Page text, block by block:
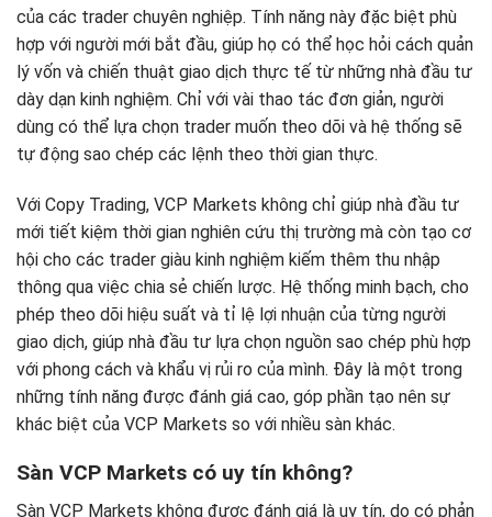
của các trader chuyên nghiệp. Tính năng này đặc biệt phù
hợp với người mới bắt đầu, giúp họ có thể học hỏi cách quản
lý vốn và chiến thuật giao dịch thực tế từ những nhà đầu tư
dày dạn kinh nghiệm. Chỉ với vài thao tác đơn giản, người
dùng có thể lựa chọn trader muốn theo dõi và hệ thống sẽ
tự động sao chép các lệnh theo thời gian thực.
Với Copy Trading, VCP Markets không chỉ giúp nhà đầu tư
mới tiết kiệm thời gian nghiên cứu thị trường mà còn tạo cơ
hội cho các trader giàu kinh nghiệm kiếm thêm thu nhập
thông qua việc chia sẻ chiến lược. Hệ thống minh bạch, cho
phép theo dõi hiệu suất và tỉ lệ lợi nhuận của từng người
giao dịch, giúp nhà đầu tư lựa chọn nguồn sao chép phù hợp
với phong cách và khẩu vị rủi ro của mình. Đây là một trong
những tính năng được đánh giá cao, góp phần tạo nên sự
khác biệt của VCP Markets so với nhiều sàn khác.
Sàn VCP Markets có uy tín không?
Sàn VCP Markets không được đánh giá là uy tín, do có phản